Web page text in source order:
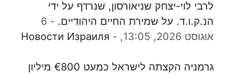
לרבי לוי-יצחק שניאורסון, שנרדף על ידי
הנ.ק.ו.ד. על שמירת החיים היהודיים. -
6
אוגוסט 2026, 13:05,
-
Новости Израиля
גרמניה הקצתה לישראל כמעט €800 מיליון